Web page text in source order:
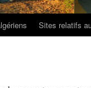
Sites relatifs